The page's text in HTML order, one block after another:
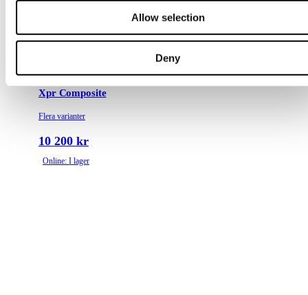
Allow selection
Deny
Xpr Composite
Flera varianter
10 200 kr
Online: I lager